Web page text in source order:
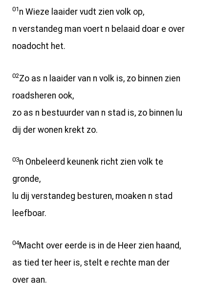
01 n Wieze laaider vudt zien volk op,
n verstandeg man voert n belaaid doar e over
noadocht het.
02Zo as n laaider van n volk is, zo binnen zien
roadsheren ook,
zo as n bestuurder van n stad is, zo binnen lu
dij der wonen krekt zo.
03n Onbeleerd keunenk richt zien volk te
gronde,
lu dij verstandeg besturen, moaken n stad
leefboar.
04Macht over eerde is in de Heer zien haand,
as tied ter heer is, stelt e rechte man der
over aan.